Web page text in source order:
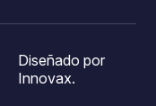
Diseñado por
Innovax.